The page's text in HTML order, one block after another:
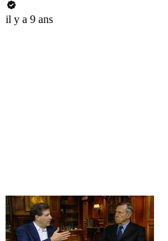
il y a 9 ans